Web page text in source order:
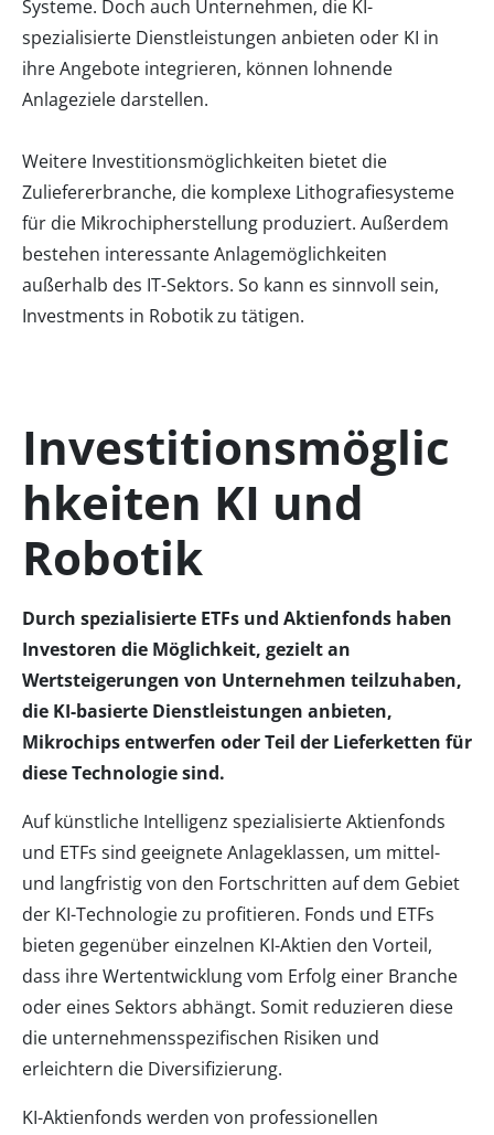
Systeme. Doch auch Unternehmen, die KI-
spezialisierte Dienstleistungen anbieten oder KI in
ihre Angebote integrieren, können lohnende
Anlageziele darstellen.
Weitere Investitionsmöglichkeiten bietet die
Zuliefererbranche, die komplexe Lithografiesysteme
für die Mikrochipherstellung produziert. Außerdem
bestehen interessante Anlagemöglichkeiten
außerhalb des IT-Sektors. So kann es sinnvoll sein,
Investments in Robotik zu tätigen.
Investitionsmöglic
hkeiten KI und
Robotik
Durch spezialisierte ETFs und Aktienfonds haben
Investoren die Möglichkeit, gezielt an
Wertsteigerungen von Unternehmen teilzuhaben,
die KI-basierte Dienstleistungen anbieten,
Mikrochips entwerfen oder Teil der Lieferketten für
diese Technologie sind.
Auf künstliche Intelligenz spezialisierte Aktienfonds
und ETFs sind geeignete Anlageklassen, um mittel-
und langfristig von den Fortschritten auf dem Gebiet
der KI-Technologie zu profitieren. Fonds und ETFs
bieten gegenüber einzelnen KI-Aktien den Vorteil,
dass ihre Wertentwicklung vom Erfolg einer Branche
oder eines Sektors abhängt. Somit reduzieren diese
die unternehmensspezifischen Risiken und
erleichtern die Diversifizierung.
KI-Aktienfonds werden von professionellen